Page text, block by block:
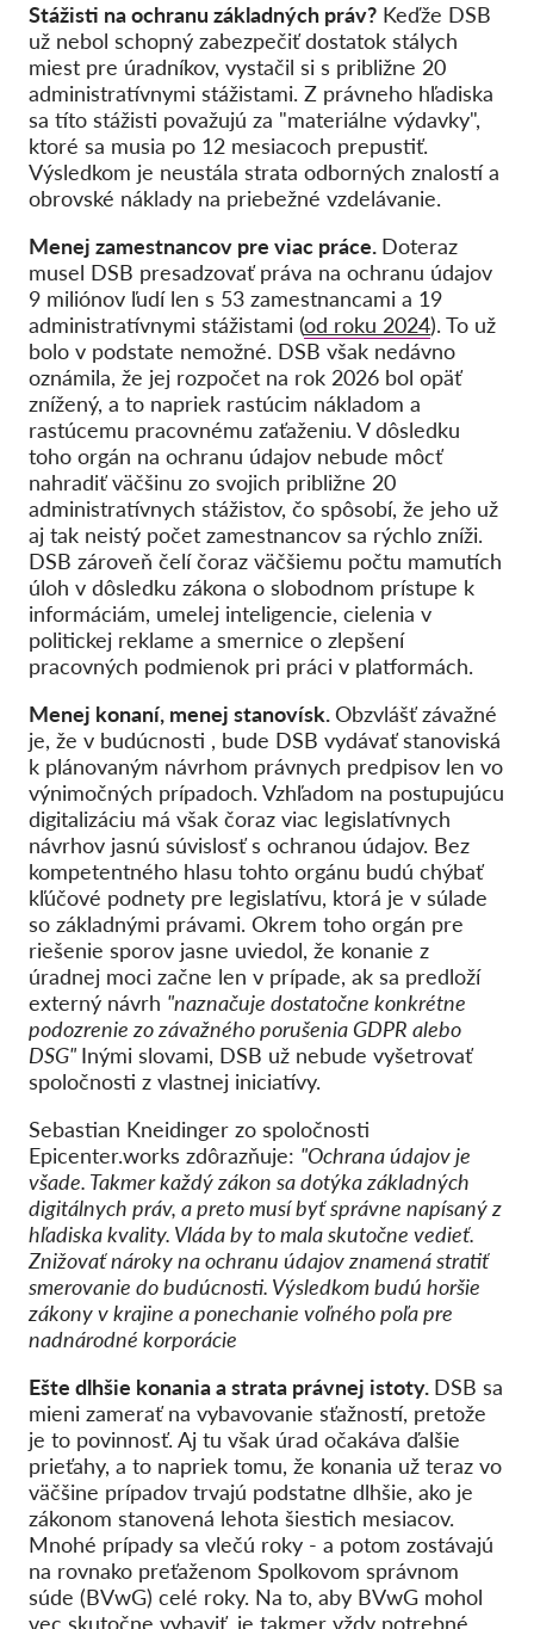
Stážisti na ochranu základných práv? Keďže DSB
už nebol schopný zabezpečiť dostatok stálych
miest pre úradníkov, vystačil si s približne 20
administratívnymi stážistami. Z právneho hľadiska
sa títo stážisti považujú za "materiálne výdavky",
ktoré sa musia po 12 mesiacoch prepustiť.
Výsledkom je neustála strata odborných znalostí a
obrovské náklady na priebežné vzdelávanie.
Menej zamestnancov pre viac práce. Doteraz
musel DSB presadzovať práva na ochranu údajov
9 miliónov ľudí len s 53 zamestnancami a 19
administratívnymi stážistami (od roku 2024). To už
bolo v podstate nemožné. DSB však nedávno
oznámila, že jej rozpočet na rok 2026 bol opäť
znížený, a to napriek rastúcim nákladom a
rastúcemu pracovnému zaťaženiu. V dôsledku
toho orgán na ochranu údajov nebude môcť
nahradiť väčšinu zo svojich približne 20
administratívnych stážistov, čo spôsobí, že jeho už
aj tak neistý počet zamestnancov sa rýchlo zníži.
DSB zároveň čelí čoraz väčšiemu počtu mamutích
úloh v dôsledku zákona o slobodnom prístupe k
informáciám, umelej inteligencie, cielenia v
politickej reklame a smernice o zlepšení
pracovných podmienok pri práci v platformách.
Menej konaní, menej stanovísk.Obzvlášť závažné
je, že v budúcnosti , bude DSB vydávať stanoviská
k plánovaným návrhom právnych predpisov len vo
výnimočných prípadoch. Vzhľadom na postupujúcu
digitalizáciu má však čoraz viac legislatívnych
návrhov jasnú súvislosť s ochranou údajov. Bez
kompetentného hlasu tohto orgánu budú chýbať
kľúčové podnety pre legislatívu, ktorá je v súlade
so základnými právami. Okrem toho orgán pre
riešenie sporov jasne uviedol, že konanie z
úradnej moci začne len v prípade, ak sa predloží
externý návrh "naznačuje dostatočne konkrétne
podozrenie zo závažného porušenia GDPR alebo
DSG" Inými slovami, DSB už nebude vyšetrovať
spoločnosti z vlastnej iniciatívy.
Sebastian Kneidinger zo spoločnosti
Epicenter.works zdôrazňuje: "Ochrana údajov je
všade. Takmer každý zákon sa dotýka základných
digitálnych práv, a preto musí byť správne napísaný z
hľadiska kvality. Vláda by to mala skutočne vedieť.
Znižovať nároky na ochranu údajov znamená stratiť
smerovanie do budúcnosti. Výsledkom budú horšie
zákony v krajine a ponechanie voľného poľa pre
nadnárodné korporácie
Ešte dlhšie konania a strata právnej istoty. DSB sa
mieni zamerať na vybavovanie sťažností, pretože
je to povinnosť. Aj tu však úrad očakáva ďalšie
prieťahy, a to napriek tomu, že konania už teraz vo
väčšine prípadov trvajú podstatne dlhšie, ako je
zákonom stanovená lehota šiestich mesiacov.
Mnohé prípady sa vlečú roky - a potom zostávajú
na rovnako preťaženom Spolkovom správnom
súde (BVwG) celé roky. Na to, aby BVwG mohol
vec skutočne vybaviť, je takmer vždy potrebné